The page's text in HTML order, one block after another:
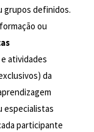
grupos definidos.
ou
atividades
da
especialistas
participante